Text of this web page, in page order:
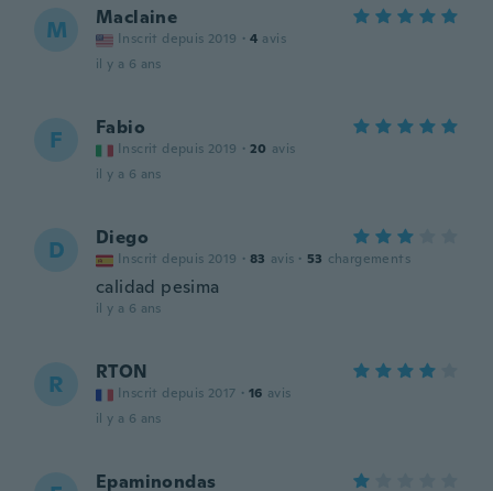
M Maclaine
Inscrit depuis 2019 · 4 avis
il y a 6 ans
F Fabio
Inscrit depuis 2019 · 20 avis
il y a 6 ans
D Diego
Inscrit depuis 2019 · 83 avis · 53 chargements
calidad pesima
il y a 6 ans
R RTON
Inscrit depuis 2017 · 16 avis
il y a 6 ans
Epaminondas